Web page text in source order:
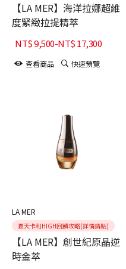
【LA MER】海洋拉娜超維
度緊緻拉提精萃
NT$9,500-NT$17,300
查看商品 快速預覽
LA MER
夏天卡利HIGH回饋攻略(詳情請點)
【LA MER】創世紀原晶逆
時金萃